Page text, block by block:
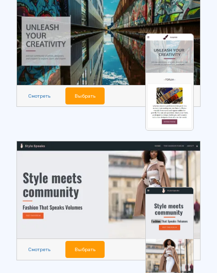
Смотреть Выбрать
Смотреть Выбрать